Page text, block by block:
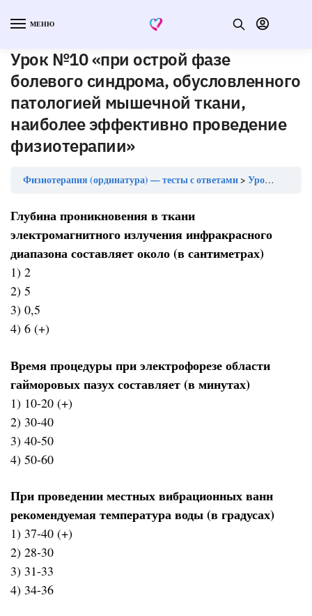
МЕНЮ
Урок №10 «при острой фазе
болевого синдрома, обусловленного
патологией мышечной ткани,
наиболее эффективно проведение
физиотерапии»
Физиотерапия (ординатура) — тесты с ответами Урок №10 «при острой фазе болевого синдрома, обусловленного патологией мышечной ткани, наиболее эффективно проведение физиотерапии»
Глубина проникновения в ткани
электромагнитного излучения инфракрасного
диапазона составляет около (в сантиметрах)
1) 2
2) 5
3) 0,5
4) 6 (+)
Время процедуры при электрофорезе области
гайморовых пазух составляет (в минутах)
1) 10-20 (+)
2) 30-40
3) 40-50
4) 50-60
При проведении местных вибрационных ванн
рекомендуемая температура воды (в градусах)
1) 37-40 (+)
2) 28-30
3) 31-33
4) 34-36